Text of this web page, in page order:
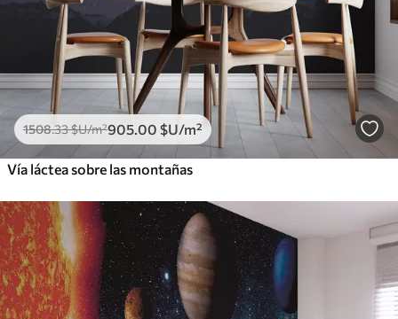
1508.33$U/m²905 .00 $U/m²
Vía láctea sobre las montañas